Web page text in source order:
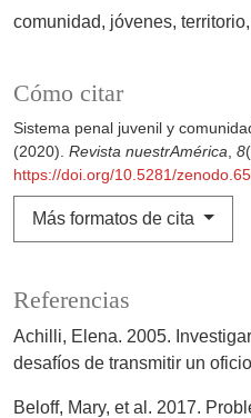
comunidad jóvenes territorio
Cómo citar
Sistema penal juvenil y
(2020). Revista nuestrAmérica 8
https://doi.org/10.5281/
Más formatos de cita
Referencias
Achilli, Elena. 2005.
desafíos de transmitir un
Beloff, Mary, et al. 2017.